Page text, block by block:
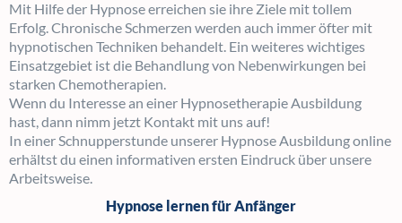
Mit Hilfe der Hypnose erreichen sie ihre Ziele mit tollem
Erfolg. Chronische Schmerzen werden auch immer öfter mit
hypnotischen Techniken behandelt. Ein weiteres wichtiges
Einsatzgebiet ist die Behandlung von Nebenwirkungen bei
starken Chemotherapien.
Wenn du Interesse an einer Hypnosetherapie Ausbildung
hast, dann nimm jetzt Kontakt mit uns auf!
In einer Schnupperstunde unserer Hypnose Ausbildung online
erhältst du einen informativen ersten Eindruck über unsere
Arbeitsweise.
Hypnose lernen für Anfänger